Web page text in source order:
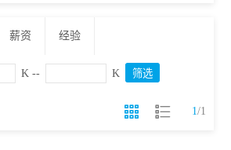
薪资 经验
K -- K
1/1